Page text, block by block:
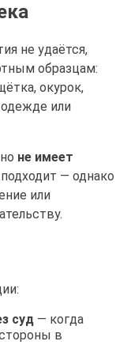
не удаётся,
образцам:
окурок,
одежде или
не имеет
— однако
или
суд — когда
в